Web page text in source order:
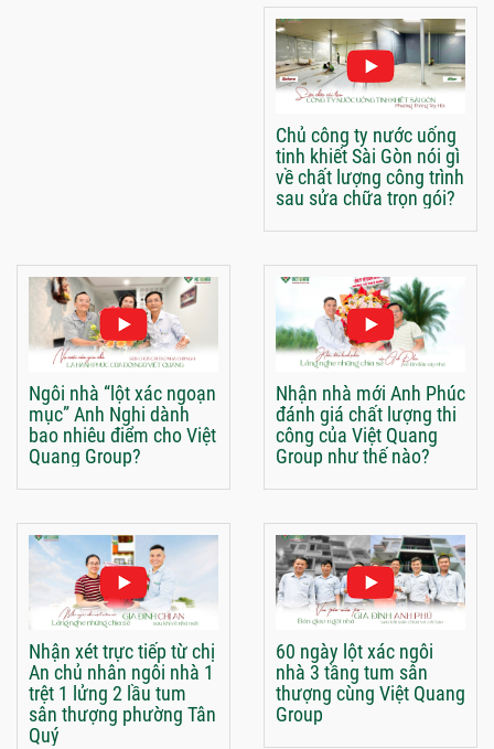
Chủ công ty nước uống
tinh khiết Sài Gòn nói gì
về chất lượng công trình
sau sửa chữa trọn gói?
Ngôi nhà “lột xác ngoạn
mục” Anh Nghi dành
bao nhiêu điểm cho Việt
Quang Group?
Nhận nhà mới Anh Phúc
đánh giá chất lượng thi
công của Việt Quang
Group như thế nào?
Nhận xét trực tiếp từ chị
An chủ nhân ngôi nhà 1
trệt 1 lửng 2 lầu tum
sân thượng phường Tân
Quý
60 ngày lột xác ngôi
nhà 3 tầng tum sân
thượng cùng Việt Quang
Group